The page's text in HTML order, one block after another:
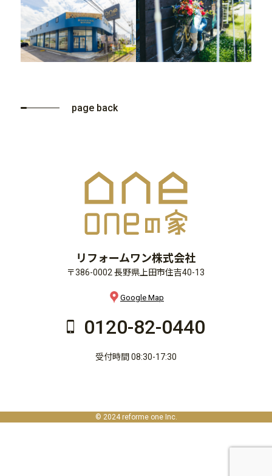
page back
リフォームワン株式会社
〒386-0002 長野県上田市住吉40-13
Google Map
0120-82-0440
受付時間 08:30-17:30
© 2024 reforme one Inc.